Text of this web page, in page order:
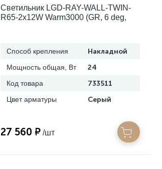
Светильник LGD-RAY-WALL-TWIN-
R65-2x12W Warm3000 (GR, 6 deg,
Способ крепления Накладной
Мощность общая, Вт 24
Код товара 733511
Цвет арматуры Серый
27 560 ₽ /шт